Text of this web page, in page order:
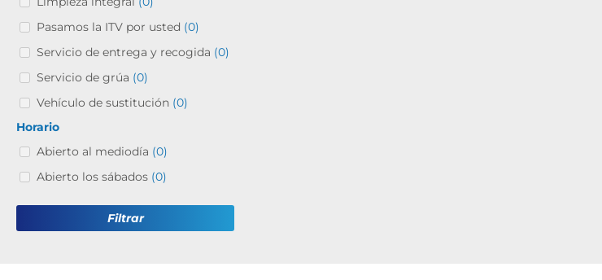
Pasamos la ITV por usted (0)
Servicio de entrega y recogida (0)
Servicio de grúa (0)
Vehículo de sustitución (0)
Horario
Abierto al mediodía (0)
Abierto los sábados (0)
Filtrar